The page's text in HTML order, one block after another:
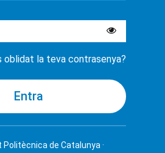
oblidat la teva contrasenya?
de Catalunya ·